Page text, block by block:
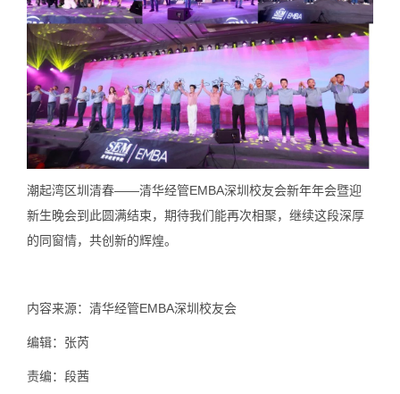
潮起湾区圳清春——清华经管EMBA深圳校友会新年年会暨迎
新生晚会到此圆满结束，期待我们能再次相聚，继续这段深厚
的同窗情，共创新的辉煌。
内容来源：清华经管EMBA深圳校友会
编辑：张芮
责编：段茜